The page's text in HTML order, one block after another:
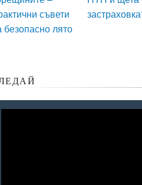
съвети
безопасно лято